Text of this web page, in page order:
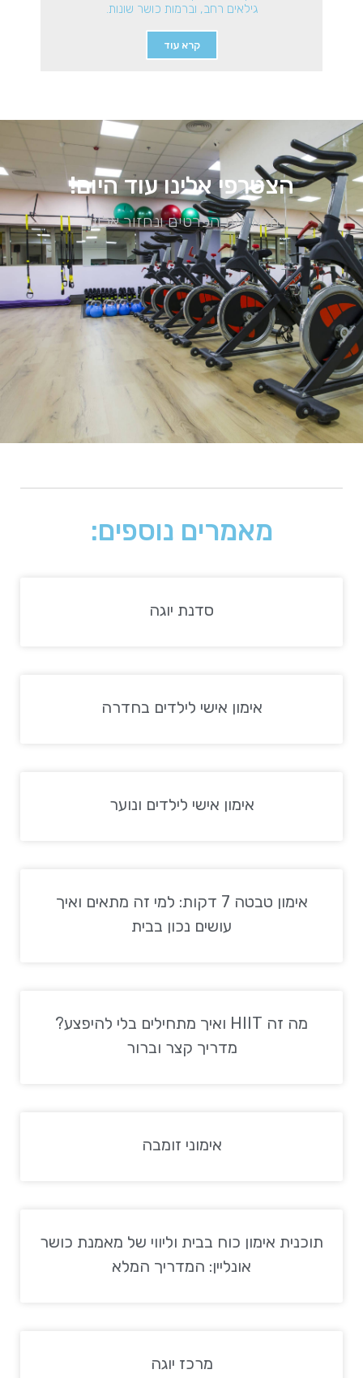
גילאים רחב, וברמות כושר שונות.
קרא עוד
הצטרפי אלינו עוד היום!
מלאי את הפרטים ונחזור אלייך
מאמרים נוספים:
סדנת יוגה
אימון אישי לילדים בחדרה
אימון אישי לילדים ונוער
אימון טבטה 7 דקות: למי זה מתאים ואיך
עושים נכון בבית
מה זה HIIT ואיך מתחילים בלי להיפצע?
מדריך קצר וברור
אימוני זומבה
תוכנית אימון כוח בבית וליווי של מאמנת כושר
אונליין: המדריך המלא
מרכז יוגה